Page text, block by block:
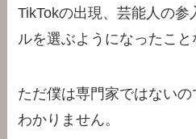
TikTokの出現、芸能人の参
ルを選ぶようになったこと
ただ僕は専門家ではない
わかりません。